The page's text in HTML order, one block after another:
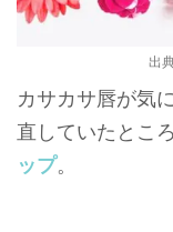
出
カサカサ唇が気
直していたとこ
ップ。